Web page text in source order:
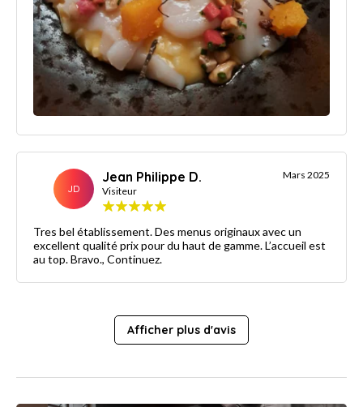
JD
Jean Philippe D.
Visiteur
Mars 2025
Tres bel établissement. Des menus originaux avec un
excellent qualité prix pour du haut de gamme. L’accueil est
au top. Bravo., Continuez.
Afficher plus d'avis